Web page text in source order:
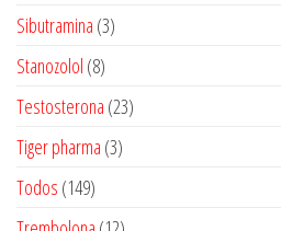
produtos
Sibutramina 33
Stanozolol 88
produtos
Testosterona 2323
Tiger pharma 33
Todos 149149
produtos